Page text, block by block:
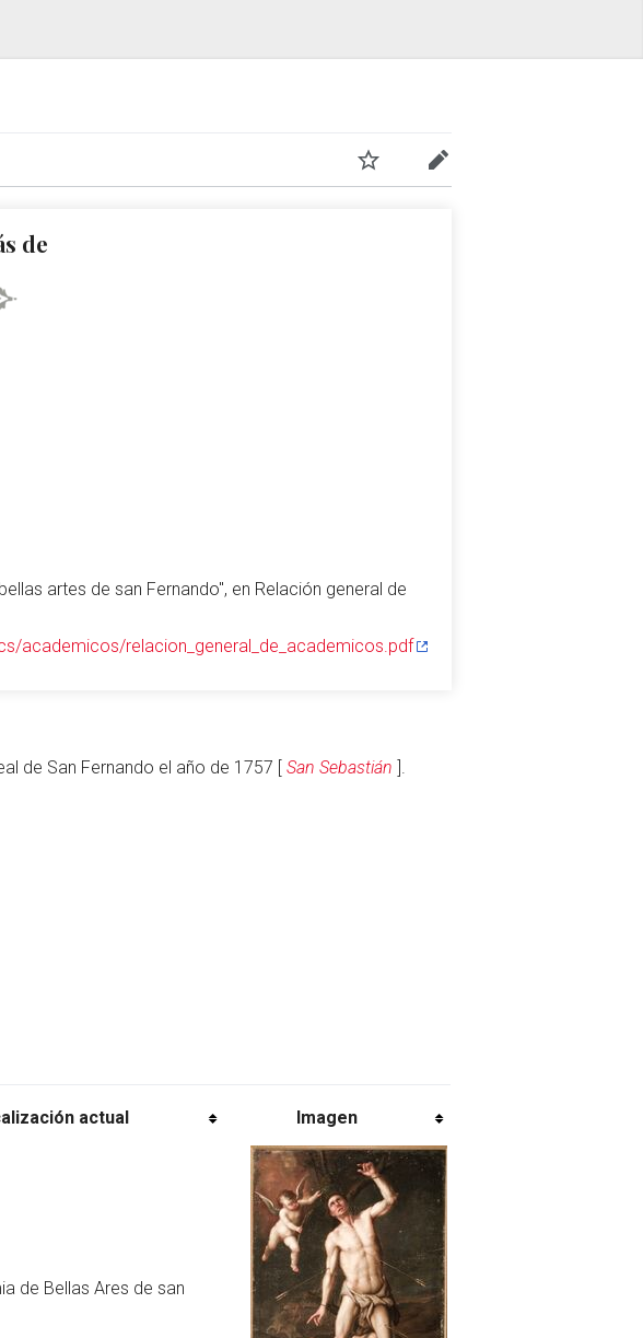
de
artes de san Fernando", en Relación general de
academicos/relacion_general_de_academicos.pdf
de San Fernando el año de 1757 [San Sebastián ].
actual Imagen
de Bellas Ares de san